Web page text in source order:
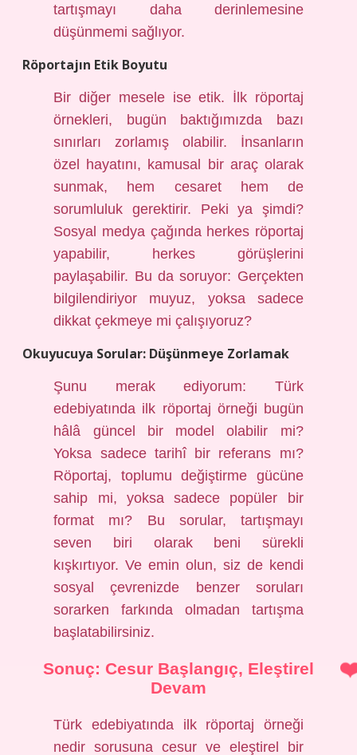
tartışmayı daha derinlemesine
düşünmemi sağlıyor.
Röportajın Etik Boyutu
Bir diğer mesele ise etik. İlk röportaj
örnekleri, bugün baktığımızda bazı
sınırları zorlamış olabilir. İnsanların
özel hayatını, kamusal bir araç olarak
sunmak, hem cesaret hem de
sorumluluk gerektirir. Peki ya şimdi?
Sosyal medya çağında herkes röportaj
yapabilir, herkes görüşlerini
paylaşabilir. Bu da soruyor: Gerçekten
bilgilendiriyor muyuz, yoksa sadece
dikkat çekmeye mi çalışıyoruz?
Okuyucuya Sorular: Düşünmeye Zorlamak
Şunu merak ediyorum: Türk
edebiyatında ilk röportaj örneği bugün
hâlâ güncel bir model olabilir mi?
Yoksa sadece tarihî bir referans mı?
Röportaj, toplumu değiştirme gücüne
sahip mi, yoksa sadece popüler bir
format mı? Bu sorular, tartışmayı
seven biri olarak beni sürekli
kışkırtıyor. Ve emin olun, siz de kendi
sosyal çevrenizde benzer soruları
sorarken farkında olmadan tartışma
başlatabilirsiniz.
Sonuç: Cesur Başlangıç, Eleştirel
Devam
Türk edebiyatında ilk röportaj örneği
nedir sorusuna cesur ve eleştirel bir